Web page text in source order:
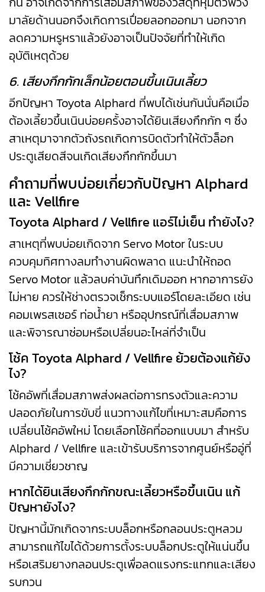
มาลัยด้านนอกจึงเกิดการเปื่อยลอกออกมา นอกจาก
ลดความหรูหราแล้วยังอาจเป็นปัจจัยที่ทำให้เกิด
อุบัติเหตุด้วย
6. เสียงกึกกักเล็กน้อยตอนขึ้นเนินเลี้ยว
อีกปัญหา Toyota Alphard ที่พบได้เช่นกันนั่นคือเมื่อ
ต้องเลี้ยวขึ้นเนินบ่อยครั้งอาจได้ยินเสียงกึกกัก ๆ ซึ่ง
สาเหตุมาจากตัวถังรถเกิดการบิดตัวทำให้ตัวล็อก
ประตูเสียดสีจนเกิดเสียงกึกกักขึ้นมา
คำถามที่พบบ่อยเกี่ยวกับปัญหา Alphard
และ Vellfire
Toyota Alphard / Vellfire แอร์ไม่เย็น ทำยังไง?
สาเหตุที่พบบ่อยเกิดจาก Servo Motor ในระบบ
ควบคุมทิศทางลมทำงานผิดพลาด แนะนำให้ถอด
Servo Motor แล้วลบค่าบันทึกเดิมออก หากอาการยัง
ไม่หาย ควรให้ช่างตรวจเช็กระบบแอร์โดยละเอียด เช่น
คอมเพรสเซอร์ ท่อน้ำยา หรืออุปกรณ์ที่เสื่อมสภาพ
และพิจารณาซ่อมหรือเปลี่ยนอะไหล่ที่จำเป็น
โช้ค Toyota Alphard / Vellfire ย้วยต้องแก้ยัง
ไง?
โช้คอัพที่เสื่อมสภาพส่งผลต่อการทรงตัวและความ
ปลอดภัยในการขับขี่ แนวทางแก้ไขที่เหมาะสมคือการ
เปลี่ยนโช้คอัพใหม่ โดยเลือกโช้คที่ออกแบบมา สำหรับ
Alphard / Vellfire และเข้ารับบริการจากศูนย์หรืออู่ที่
มีความเชี่ยวชาญ
หากได้ยินเสียงกึกกักขณะเลี้ยวหรือขึ้นเนิน แก้
ปัญหายังไง?
ปัญหานี้มักเกิดจากระบบล็อกหรือกลอนประตูหลวม
สามารถแก้ไขได้ด้วยการตั้งระบบล็อกประตูให้แน่นขึ้น
หรือเสริมยางกลอนประตูเพื่อลดแรงกระแทกและเสียง
รบกวน